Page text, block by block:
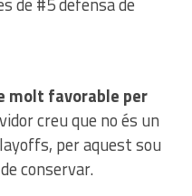
molt favorable per
creu que no és un
per aquest sou
conservar.